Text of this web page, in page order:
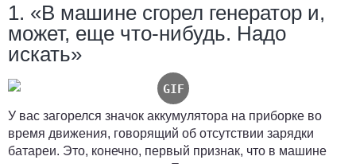
1. «В машине сгорел генератор и,
может, еще что-нибудь. Надо
искать»
У вас загорелся значок аккумулятора на приборке во
время движения, говорящий об отсутствии зарядки
батареи. Это, конечно, первый признак, что в машине